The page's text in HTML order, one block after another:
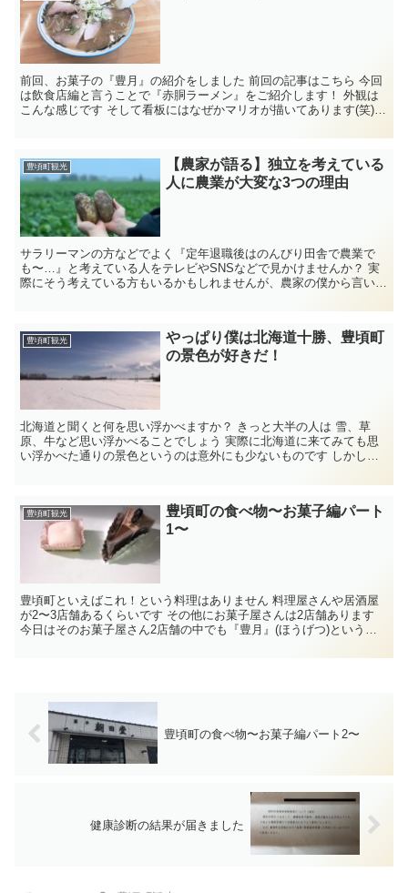
前回、お菓子の『豊月』の紹介をしました 前回の記事はこちら 今回
は飲食店編と言うことで『赤胴ラーメン』をご紹介します！ 外観は
こんな感じです そして看板にはなぜかマリオが描いてあります(笑)
豊頃町観光
【農家が語る】独立を考えている
人に農業が大変な3つの理由
サラリーマンの方などでよく『定年退職後はのんびり田舎で農業で
も〜…』と考えている人をテレビやSNSなどで見かけませんか？ 実
際にそう考えている方もいるかもしれませんが、農家の僕から言いま
豊頃町観光
やっぱり僕は北海道十勝、豊頃町
の景色が好きだ！
北海道と聞くと何を思い浮かべますか？ きっと大半の人は 雪、草
原、牛など思い浮かべることでしょう 実際に北海道に来てみても思
い浮かべた通りの景色というのは意外にも少ないものです しかし僕
豊頃町観光
豊頃町の食べ物〜お菓子編パート
1〜
豊頃町といえばこれ！という料理はありません 料理屋さんや居酒屋
が2〜3店舗あるくらいです その他にお菓子屋さんは2店舗あります
今日はそのお菓子屋さん2店舗の中でも『豊月』(ほうげつ)というお
豊頃町の食べ物〜お菓子編パート2〜
健康診断の結果が届きました